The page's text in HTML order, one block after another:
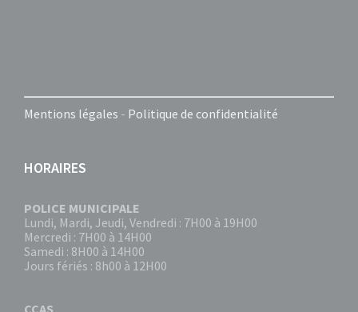
Mentions légales - Politique de confidentialité
HORAIRES
POLICE MUNICIPALE
Lundi, Mardi, Jeudi, Vendredi : 7H00 à 19H00
Mercredi : 7H00 à 14H00
Samedi : 8H00 à 14H00
Jours fériés : 8h00 à 12H00
CCAS